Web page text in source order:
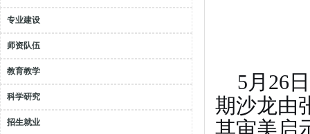
专业建设
师资队伍
教育教学
科学研究
招生就业
5月26
期沙龙由
其审美启